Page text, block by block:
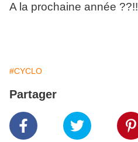
A la prochaine année ??!!
#CYCLO
Partager